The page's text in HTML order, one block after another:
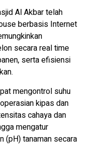
Al Akbar telah
berbasis Internet
secara real time
serta efisiensi
mengontrol suhu
kipas dan
cahaya dan
mengatur
(pH) tanaman secara